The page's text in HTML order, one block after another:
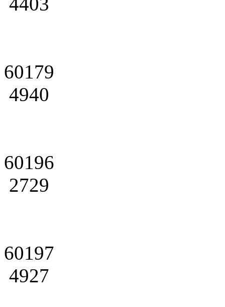
60179
4940
60196
2729
60197
4927